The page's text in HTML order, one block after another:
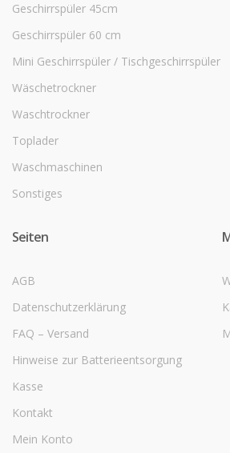
Geschirrspüler 45cm
Geschirrspüler 60 cm
Mini Geschirrspüler / Tischgeschirrspüler
Wäschetrockner
Waschtrockner
Toplader
Waschmaschinen
Sonstiges
Seiten
AGB
Datenschutzerklärung
FAQ – Versand
Hinweise zur Batterieentsorgung
Kasse
Kontakt
Mein Konto